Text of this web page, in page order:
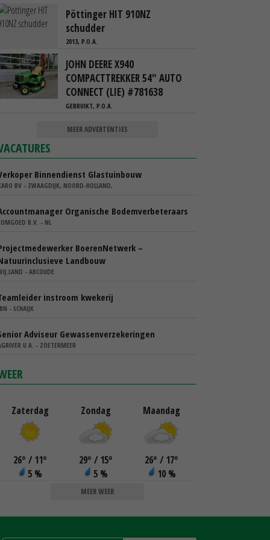
Pöttinger HIT 910NZ
schudder
2013, P.O.A.
JOHN DEERE X940
COMPACTTREKKER 54" AUTO
CONNECT (LIE) #781638
GEBRUIKT, P.O.A.
MEER ADVERTENTIES
Binnendienst Glastuinbouw
BV - ZWAAGDIJK, NOORD-HOLLAND,
Organische Bodemverbeteraars
B.V. - NL
BoerenNetwerk –
Landbouw
- ABCOUDE
instroom kwekerij
- SCHAIJK
Adviseur Gewassenverzekeringen
U.A. - ZOETERMEER
Zaterdag
26° / 11°
5 %
Zondag
29° / 15°
5 %
Maandag
26° / 17°
10 %
MEER WEER